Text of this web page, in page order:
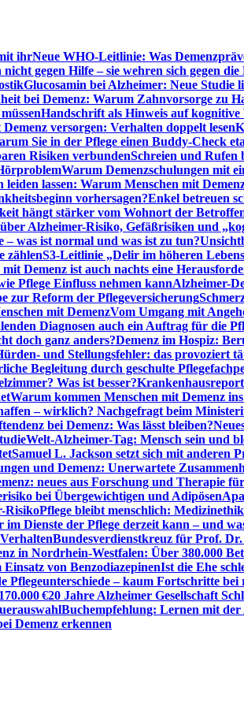
ihrNeue WHO-Leitlinie: Was
gegen Hilfe – sie wehren sich gegen die
Glucosamin bei Alzheimer: Neue Studie
bei Demenz: Warum Zahnvorsorge zu
Handschrift als Hinweis auf kognitive
versorgen: Verhalten doppelt lesen
Sie in der Pflege einen Buddy-Check
Risiken verbundenSchreien und Rufen
Warum Demenzschulungen mit
leiden lassen: Warum Menschen mit
vorhersagen?Enkel betreuen
hängt stärker vom Wohnort der
Alzheimer-Risiko, Gefäßrisiken und
– was ist normal und was ist zu tun?
zählenS3-Leitlinie „Delir im höheren
Demenz ist auch nachts eine
Pflege Einfluss nehmen kannAlzheimer-
Reform der Pflegeversicherung
mit DemenzVom Umgang mit
Diagnosen auch ein Auftrag für die
doch ganz anders?Demenz im Hospiz:
und Stellungsfehler: das provoziert
Begleitung durch geschulte
Was ist besser?
Warum kommen Menschen mit Demenz
– wirklich? Nachgefragt beim
bei Demenz: Was lässt bleiben?
Welt-Alzheimer-Tag: Mensch sein und
Samuel L. Jackson setzt sich mit anderen
und Demenz: Unerwartete
neues aus Forschung und Therapie
bei Übergewichtigen und Adipösen
RisikoPflege bleibt menschlich:
Dienste der Pflege derzeit kann – und
Bundesverdienstkreuz für Prof.
in Nordrhein-Westfalen: Über 380.000
von BenzodiazepinenIst die Ehe
Pflegeunterschiede – kaum Fortschritte
€20 Jahre Alzheimer Gesellschaft
Buchempfehlung: Lernen mit
Demenz erkennen